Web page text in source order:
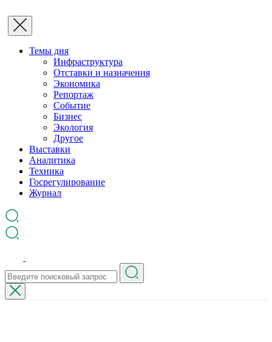
Темы дня
Инфраструктура
Отставки и назначения
Экономика
Репортаж
Событие
Бизнес
Экология
Другое
Выставки
Аналитика
Техника
Госрегулирование
Журнал